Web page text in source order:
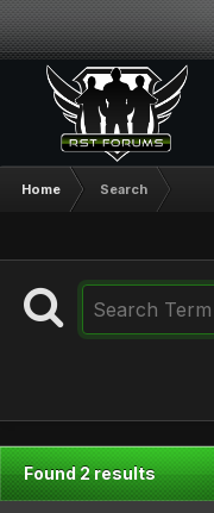
Home Search
Found 2 results